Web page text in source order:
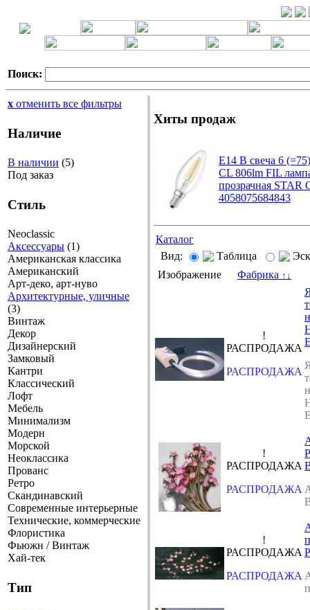
Поиск:
x отменить все фильтры
Наличие
В наличии (5)
Под заказ
Стиль
Neoclassic
Аксессуары (1)
Американская классика
Американский
Арт-деко, арт-нуво
Архитектурные, уличные
(3)
Винтаж
Декор
Дизайнерский
Замковый
Кантри
Классический
Лофт
Мебель
Минимализм
Модерн
Морской
Неоклассика
Прованс
Ретро
Скандинавский
Современные интерьерные
Технические, коммерческие
Флористика
Фьюжн / Винтаж
Хай-тек
Тип
Хиты продаж
E14 B свеча 6
CL 806lm FIL
прозрачная STAR
4058075684843
Каталог
Вид:
Таблица
Изображение
Фабрика ↑ ↓
!
РАСПРОДАЖА
РАСПРОДАЖА
!
РАСПРОДАЖА
РАСПРОДАЖА
!
РАСПРОДАЖА
РАСПРОДАЖА